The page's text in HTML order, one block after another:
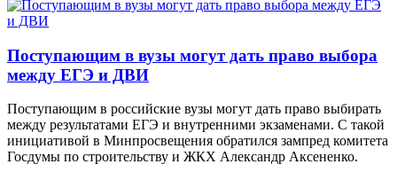
Поступающим в вузы могут дать право выбора
между ЕГЭ и ДВИ
Поступающим в российские вузы могут дать право выбирать
между результатами ЕГЭ и внутренними экзаменами. С такой
инициативой в Минпросвещения обратился зампред комитета
Госдумы по строительству и ЖКХ Александр Аксененко.